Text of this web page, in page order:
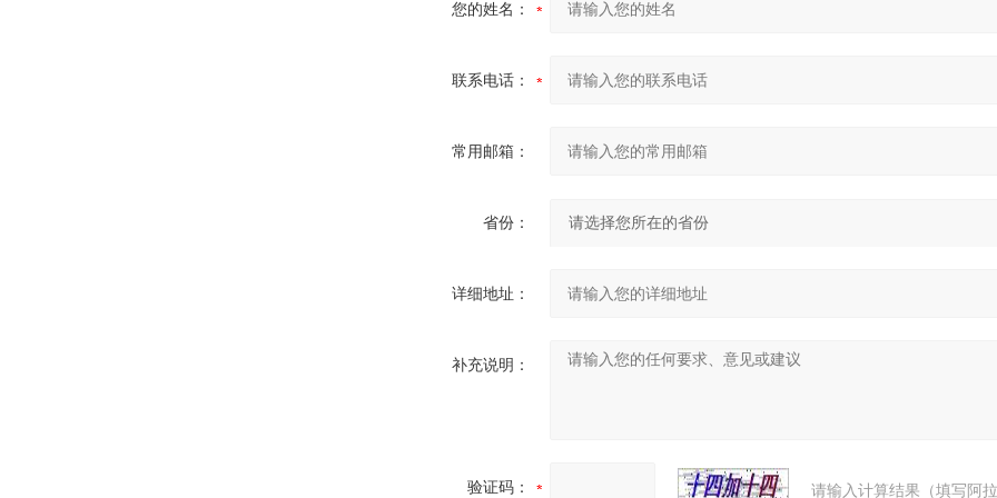
您的姓名：
联系电话：
常用邮箱：
省份：
详细地址：
补充说明：
验证码： 请输入计算结果（填写阿